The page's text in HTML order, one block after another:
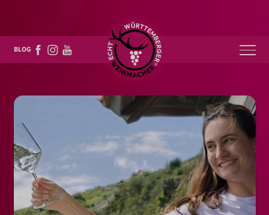
BLOG Über uns
Weine & mehr
Mediathek
Karriere
Kontakt